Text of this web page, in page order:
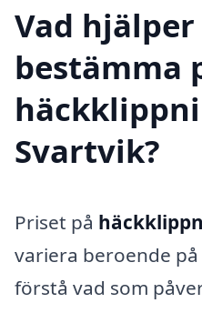
Vad
bestämma
Svartvik?
Priset på
variera beroende
förstå vad som